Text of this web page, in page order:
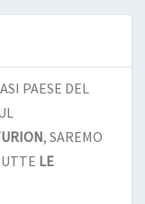
PAESE DEL
, SAREMO
LE